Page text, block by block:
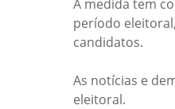
A medida tem
período
candidatos.
As notícias e
eleitoral.